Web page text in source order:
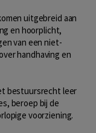
uitgebreid aan
en hoorplicht,
van een niet-
handhaving en
bestuursrecht leer
beroep bij de
voorziening.